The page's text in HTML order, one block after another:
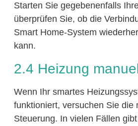
Starten Sie gegebenenfalls
überprüfen Sie, ob die
Smart Home-System
kann.
2.4 Heizung
Wenn Ihr smartes
funktioniert, versuchen Sie die
Steuerung. In vielen Fällen